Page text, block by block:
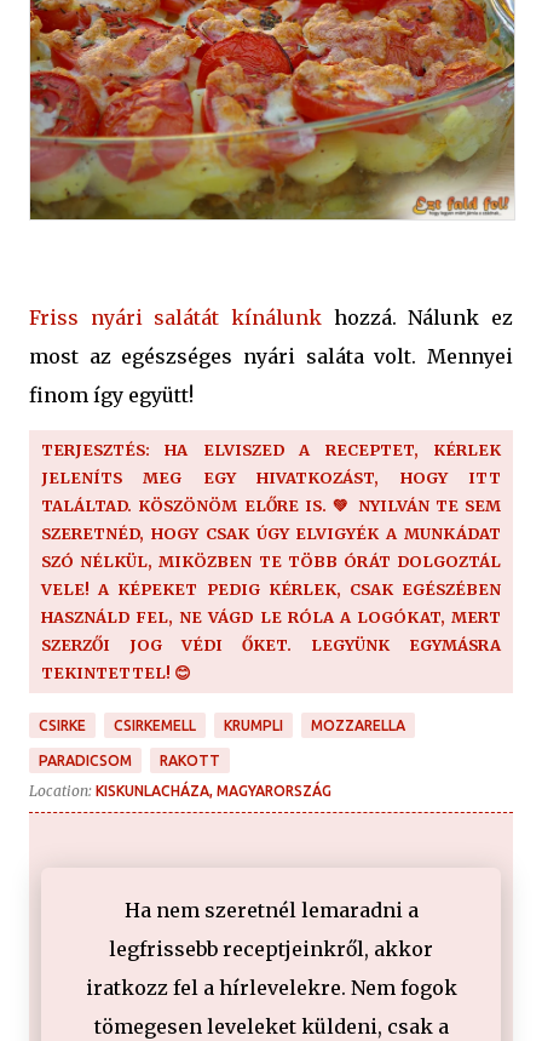
Friss nyári salátát kínálunk hozzá. Nálunk ez
most az egészséges nyári saláta volt. Mennyei
finom így együtt!
TERJESZTÉS: HA ELVISZED A RECEPTET, KÉRLEK
JELENÍTS MEG EGY HIVATKOZÁST, HOGY ITT
TALÁLTAD. KÖSZÖNÖM ELŐRE IS. 💚 NYILVÁN TE SEM
SZERETNÉD, HOGY CSAK ÚGY ELVIGYÉK A MUNKÁDAT
SZÓ NÉLKÜL, MIKÖZBEN TE TÖBB ÓRÁT DOLGOZTÁL
VELE! A KÉPEKET PEDIG KÉRLEK, CSAK EGÉSZÉBEN
HASZNÁLD FEL, NE VÁGD LE RÓLA A LOGÓKAT, MERT
SZERZŐI JOG VÉDI ŐKET. LEGYÜNK EGYMÁSRA
TEKINTETTEL! 😊
CSIRKE CSIRKEMELL KRUMPLI MOZZARELLA
PARADICSOM RAKOTT
Location: KISKUNLACHÁZA, MAGYARORSZÁG
Ha nem szeretnél lemaradni a
legfrissebb receptjeinkről, akkor
iratkozz fel a hírlevelekre. Nem fogok
tömegesen leveleket küldeni, csak a